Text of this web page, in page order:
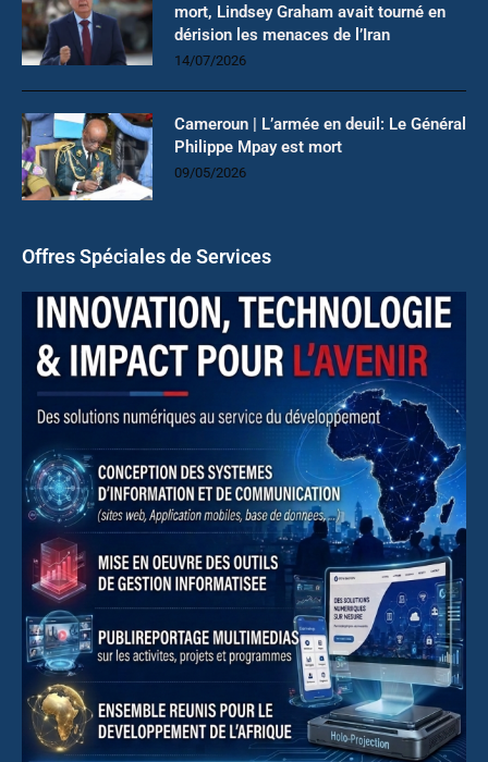
mort, Lindsey Graham avait tourné en
dérision les menaces de l’Iran
14/07/2026
Cameroun | L’armée en deuil: Le Général
Philippe Mpay est mort
09/05/2026
Offres Spéciales de Services